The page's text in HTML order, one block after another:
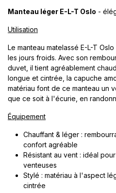
Manteau léger E-L-T Oslo -
Utilisation
Le manteau matelassé E-L-T
les jours froids. Avec son
duvet, il tient agréablement
longue et cintrée, la capuche
matériau font de ce manteau un
que ce soit à l'écurie, en
Équipement
Chauffant & léger :
confort agréable
Résistant au vent : idéal
venteuses
Stylé : matériau à l'aspect
cintrée